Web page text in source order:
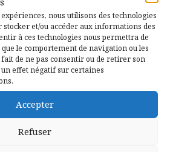
nous utilisons des technologies
stocker et/ou accéder aux informations des
à ces technologies nous permettra de
le comportement de navigation ou les
de ne pas consentir ou de retirer son
effet négatif sur certaines
Accepter
Refuser
2026
a 10 ans jour pour jour –
le 15 juillet 2016
2026